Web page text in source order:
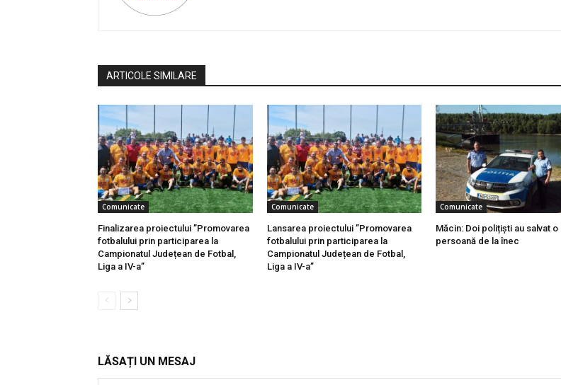
ARTICOLE SIMILARE
Comunicate
Finalizarea proiectului ”Promovarea
fotbalului prin participarea la
Campionatul Județean de Fotbal,
Liga a IV-a”
Comunicate
Lansarea proiectului ”Promovarea
fotbalului prin participarea la
Campionatul Județean de Fotbal,
Liga a IV-a”
Comunicate
Măcin: Doi polițiști au salvat o
persoană de la înec
LĂSAȚI UN MESAJ